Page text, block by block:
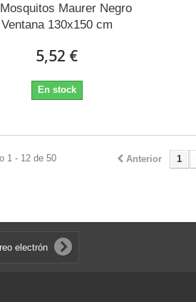
Maurer Negro
Ventana 130x150 cm
5,52 €
En stock
Anterior 1
1 - 12 de 50